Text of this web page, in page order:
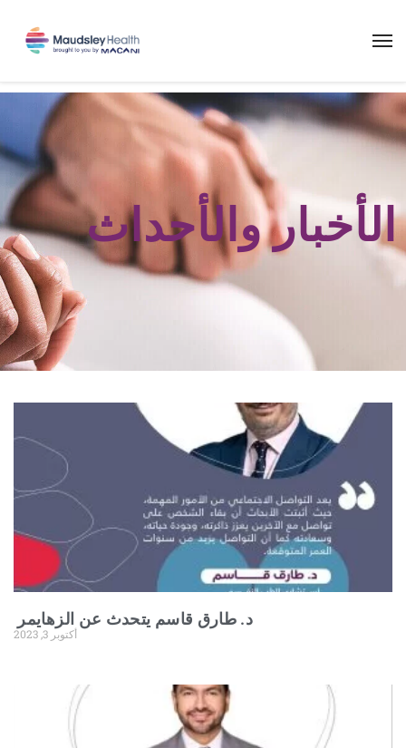
الأخبار والأحداث​
د‌‌. ‌‌طارق‌‌ ‌‌قاسم‌‌ ‌‌يتحدث‌‌ ‌‌عن‌‌ ‌‌الزهايمر‌‌ ‌
أكتوبر 3, 2023